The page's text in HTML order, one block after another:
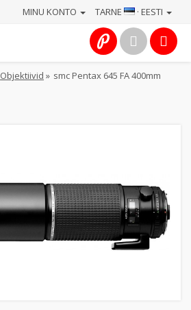
TARNE · EESTI
MINU KONTO
Objektiivid » smc Pentax 645 FA 400mm